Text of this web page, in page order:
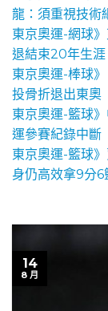
龍：須重視技術
東京奧運-網球
退結束20年生涯
東京奧運-棒球
投骨折退出東奧
東京奧運-籃球
運參賽紀錄中斷
東京奧運-籃球
身仍高效拿9分
14
8 月